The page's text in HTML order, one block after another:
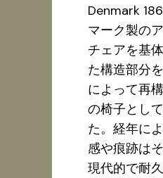
Denmark
マーク製の
チェアを基
た構造部分
によって再
の椅子とし
た。経年に
感や痕跡は
現代的で耐